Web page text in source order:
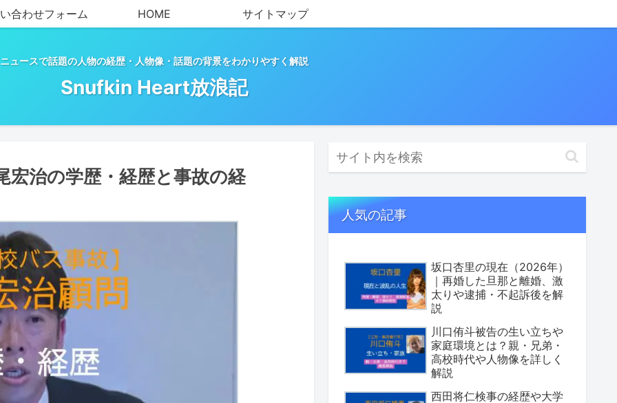
ニュースで話題の人物の経歴・人物像・話題の背景をわかりやすく解説
Snufkin Heart放浪記
合わせフォーム HOME サイトマップ
宏治の学歴・経歴と事故の経
人気の記事
坂口杏里の現在（2026年）
｜再婚した旦那と離婚、激
太りや逮捕・不起訴後を解
説
川口侑斗被告の生い立ちや
家庭環境とは？親・兄弟・
高校時代や人物像を詳しく
解説
西田将仁検事の経歴や大学